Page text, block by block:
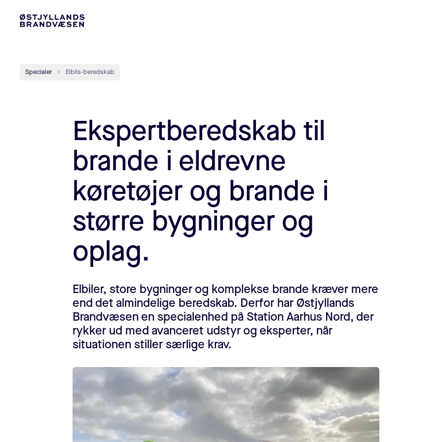
Specialer Elbils-beredskab
Ekspertberedskab til
brande i eldrevne
køretøjer og brande i
større bygninger og
oplag.
Elbiler, store bygninger og komplekse brande kræver mere
end det almindelige beredskab. Derfor har Østjyllands
Brandvæsen en specialenhed på Station Aarhus Nord, der
rykker ud med avanceret udstyr og eksperter, når
situationen stiller særlige krav.